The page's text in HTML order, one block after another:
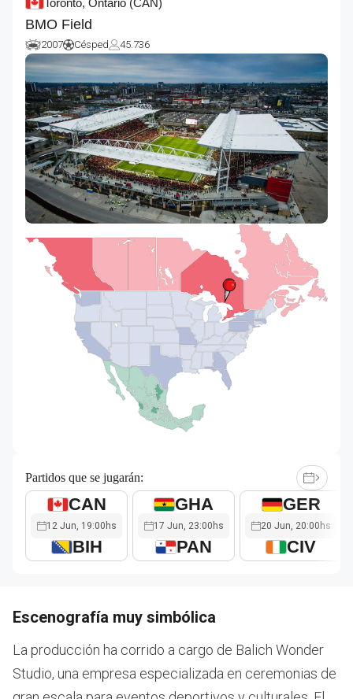
Toronto, Ontario (CAN)
BMO Field
2007 Césped 45.736
Partidos que se jugarán:
CAN
12 Jun, 19:00hs
BIH
GHA
17 Jun, 23:00hs
PAN
GER
20 Jun, 20:00hs
CIV
Escenografía muy simbólica
La producción ha corrido a cargo de Balich Wonder
Studio, una empresa especializada en ceremonias de